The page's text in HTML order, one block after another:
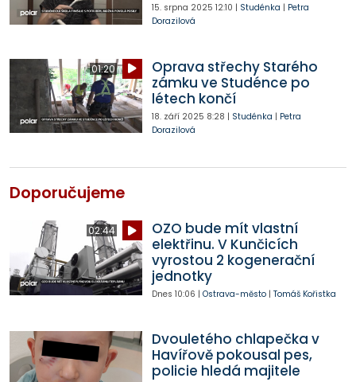
15. srpna 2025 12:10 | Studénka | Petra
Dorazilová
01:20
Oprava střechy Starého
zámku ve Studénce po
létech končí
18. září 2025 8:28 | Studénka | Petra
Dorazilová
Doporučujeme
02:44
OZO bude mít vlastní
elektřinu. V Kunčicích
vyrostou 2 kogenerační
jednotky
Dnes 10:06 | Ostrava-město| Tomáš Kořistka
Dvouletého chlapečka v
Havířově pokousal pes,
policie hledá majitele